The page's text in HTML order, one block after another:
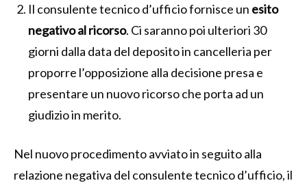
Il consulente tecnico d’ufficio fornisce un esito
negativo al ricorso. Ci saranno poi ulteriori 30
giorni dalla data del deposito in cancelleria per
proporre l’opposizione alla decisione presa e
presentare un nuovo ricorso che porta ad un
giudizio in merito.
Nel nuovo procedimento avviato in seguito alla
relazione negativa del consulente tecnico d’ufficio, il